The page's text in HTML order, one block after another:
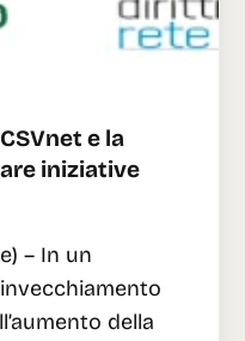
e la
iniziative
– In un
della